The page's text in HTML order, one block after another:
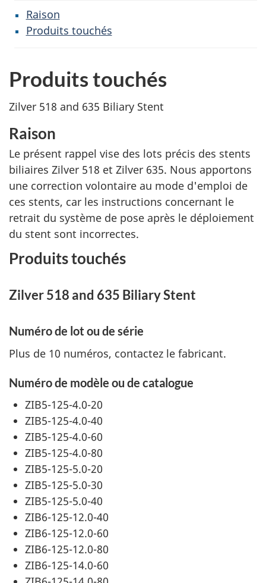
Raison
Produits touchés
Produits touchés
Zilver 518 and 635 Biliary Stent
Raison
Le présent rappel vise des lots précis des stents
biliaires Zilver 518 et Zilver 635. Nous apportons
une correction volontaire au mode d'emploi de
ces stents, car les instructions concernant le
retrait du système de pose après le déploiement
du stent sont incorrectes.
Produits touchés
Zilver 518 and 635 Biliary Stent
Numéro de lot ou de série
Plus de 10 numéros, contactez le fabricant.
Numéro de modèle ou de catalogue
ZIB5-125-4.0-20
ZIB5-125-4.0-40
ZIB5-125-4.0-60
ZIB5-125-4.0-80
ZIB5-125-5.0-20
ZIB5-125-5.0-30
ZIB5-125-5.0-40
ZIB6-125-12.0-40
ZIB6-125-12.0-60
ZIB6-125-12.0-80
ZIB6-125-14.0-60